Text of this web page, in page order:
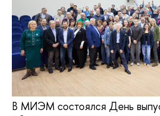
В МИЭМ состоялся День